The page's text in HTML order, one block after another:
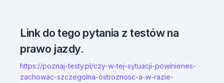
Link do tego pytania z testów na
prawo jazdy.
https://poznaj-testy.pl/czy-w-tej-sytuacji-powinienes-
zachowac-szczegolna-ostroznosc-a-w-razie-